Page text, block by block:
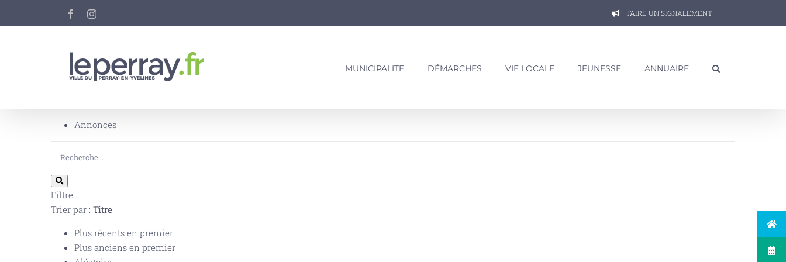
FacebookInstagram FAIRE UN SIGNALEMENT
MUNICIPALITE DÉMARCHES VIE LOCALE JEUNESSE ANNUAIRE
Annonces
Filtre
Trier par : Titre
Plus récents en premier
Plus anciens en premier